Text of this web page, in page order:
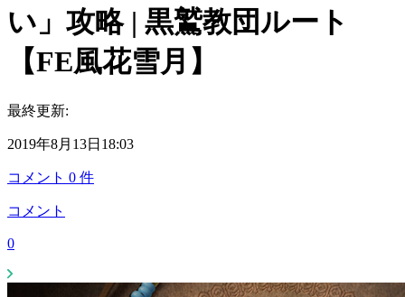
い」攻略 | 黒鷲教団ルート
【FE風花雪月】
最終更新:
2019年8月13日18:03
コメント 0 件
コメント
0